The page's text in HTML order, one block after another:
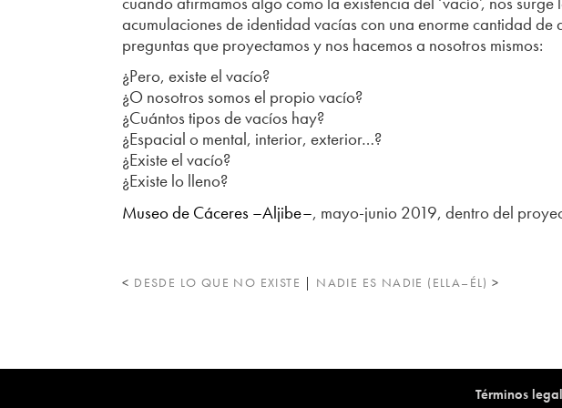
acumulaciones de identidad vacías con una enorme cantidad de
preguntas que proyectamos y nos hacemos a nosotros mismos:
¿Pero, existe el vacío?
¿O nosotros somos el propio vacío?
¿Cuántos tipos de vacíos hay?
¿Espacial o mental, interior, exterior…?
¿Existe el vacío?
¿Existe lo lleno?
Museo de Cáceres –Aljibe–, mayo-junio 2019, dentro del
< DESDE LO QUE NO EXISTE | NADIE ES NADIE (ELLA–ÉL) >
Términos